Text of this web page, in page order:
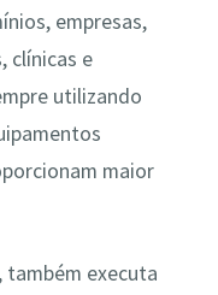
empresas,
clínicas e
utilizando
maior
executa